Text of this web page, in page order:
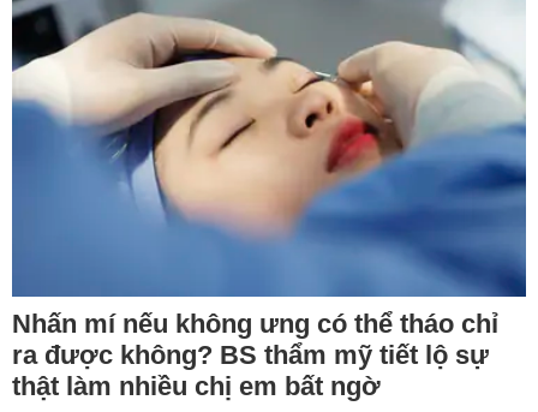
Nhấn mí nếu không ưng có thể tháo chỉ
ra được không? BS thẩm mỹ tiết lộ sự
thật làm nhiều chị em bất ngờ